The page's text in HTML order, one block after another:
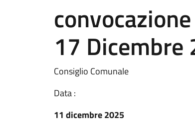
17 Dicembre
Consiglio Comunale
Data :
11 dicembre 2025